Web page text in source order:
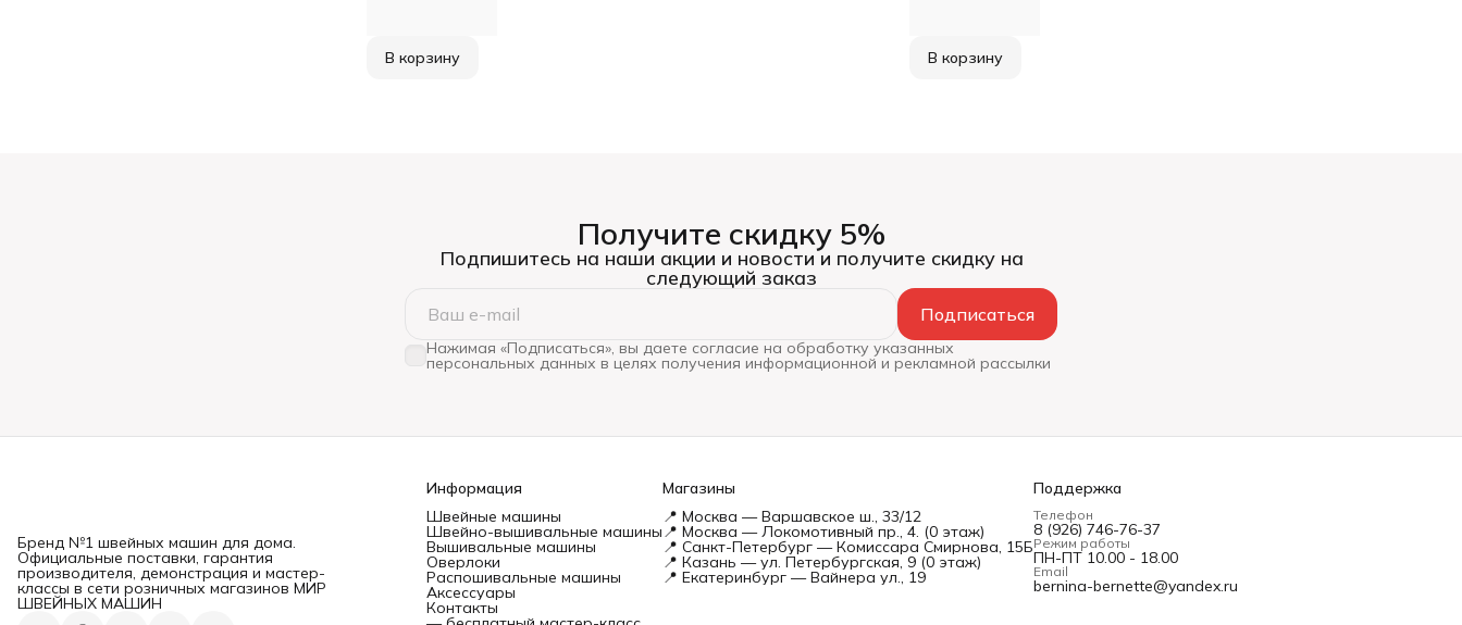
В корзину В корзину
Получите скидку 5%
Подпишитесь на наши акции и новости и получите скидку на
следующий заказ
Подписаться
Нажимая «Подписаться», вы даете согласие на обработку указанных
персональных данных в целях получения информационной и рекламной рассылки
Бренд №1 швейных машин для дома.
Официальные поставки, гарантия
производителя, демонстрация и мастер-
классы в сети розничных магазинов МИР
ШВЕЙНЫХ МАШИН
Информация
Швейные машины
Швейно-вышивальные машины
Вышивальные машины
Оверлоки
Распошивальные машины
Аксессуары
Контакты
Магазины
📍 Москва — Варшавское ш., 33/12
📍 Москва — Локомотивный пр., 4. (0 этаж)
📍 Санкт-Петербург — Комиссара Смирнова, 15Б
📍 Казань — ул. Петербургская, 9 (0 этаж)
📍 Екатеринбург — Вайнера ул., 19
Поддержка
Телефон
8 (926) 746-76-37
Режим работы
ПН-ПТ 10.00 - 18.00
Email
bernina-bernette@yandex.ru